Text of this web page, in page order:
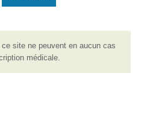
site ne peuvent en aucun cas
médicale.